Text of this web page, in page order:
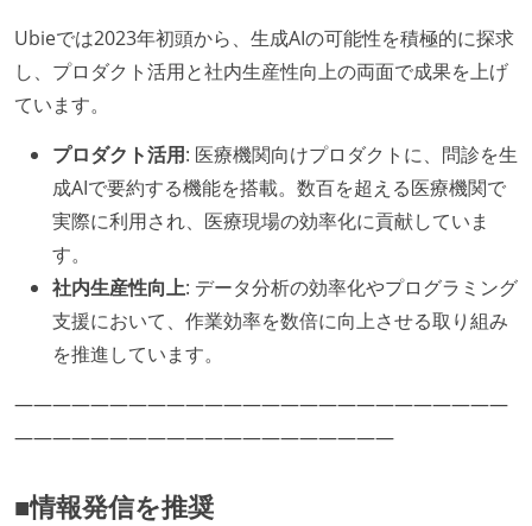
Ubieでは2023年初頭から、生成AIの可能性を積極的に探求
し、プロダクト活用と社内生産性向上の両面で成果を上げ
ています。
プロダクト活用: 医療機関向けプロダクトに、問診を生
成AIで要約する機能を搭載。数百を超える医療機関で
実際に利用され、医療現場の効率化に貢献していま
す。
社内生産性向上: データ分析の効率化やプログラミング
支援において、作業効率を数倍に向上させる取り組み
を推進しています。
――――――――――――――――――――――――――
――――――――――――――――――――
■情報発信を推奨